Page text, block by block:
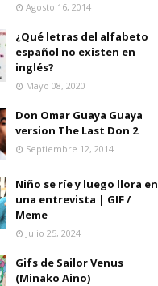
Agosto 16, 2014
¿Qué letras del alfabeto
español no existen en
inglés?
Mayo 08, 2020
Don Omar Guaya Guaya
version The Last Don 2
Septiembre 12, 2014
Niño se ríe y luego llora en
una entrevista | GIF /
Meme
Julio 25, 2024
Gifs de Sailor Venus
(Minako Aino)